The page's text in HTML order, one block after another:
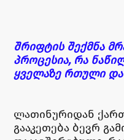
შრიფტის შექმნა
პროცესია, რა
ყველაზე რთული და
ლათინურიდან
გააკეთება ბევრ